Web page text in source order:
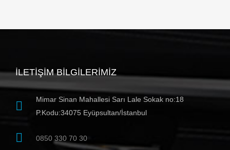
İLETIŞIM BILGILERIMIZ
Mimar Sinan Mahallesi Sarı Lale Sokak no:18
P.Kodu:34075 Eyüpsultan/İstanbul
0850 330 70 30